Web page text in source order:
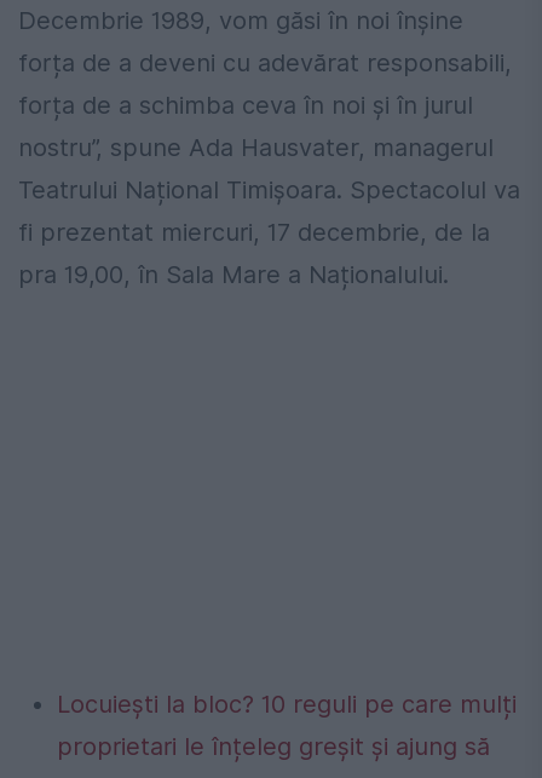
Decembrie 1989, vom găsi în noi înșine
forța de a deveni cu adevărat responsabili,
forța de a schimba ceva în noi și în jurul
nostru”, spune Ada Hausvater, managerul
Teatrului Național Timișoara. Spectacolul va
fi prezentat miercuri, 17 decembrie, de la
pra 19,00, în Sala Mare a Naționalului.
Locuiești la bloc? 10 reguli pe care mulți
proprietari le înțeleg greșit și ajung să